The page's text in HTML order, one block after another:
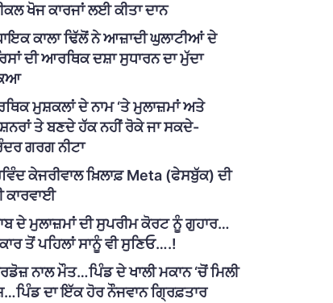
ਖੋਜ ਕਾਰਜਾਂ ਲਈ ਕੀਤਾ ਦਾਨ
ਕਾਲਾ ਢਿੱਲੋਂ ਨੇ ਆਜ਼ਾਦੀ ਘੁਲਾਟੀਆਂ ਦੇ
ਦੀ ਆਰਥਿਕ ਦਸ਼ਾ ਸੁਧਾਰਨ ਦਾ ਮੁੱਦਾ
ਮੁਸ਼ਕਲਾਂ ਦੇ ਨਾਮ ‘ਤੇ ਮੁਲਾਜ਼ਮਾਂ ਅਤੇ
ਤੇ ਬਣਦੇ ਹੱਕ ਨਹੀਂ ਰੋਕੇ ਜਾ ਸਕਦੇ-
ਗਰਗ ਨੀਟਾ
ਕੇਜਰੀਵਾਲ ਖ਼ਿਲਾਫ਼ Meta (ਫੇਸਬੁੱਕ) ਦੀ
ਕਾਰਵਾਈ
ਦੇ ਮੁਲਾਜ਼ਮਾਂ ਦੀ ਸੁਪਰੀਮ ਕੋਰਟ ਨੂੰ ਗੁਹਾਰ…
ਤੋਂ ਪਹਿਲਾਂ ਸਾਨੂੰ ਵੀ ਸੁਣਿਓ….!
ਨਾਲ ਮੌਤ…ਪਿੰਡ ਦੇ ਖਾਲੀ ਮਕਾਨ ‘ਚੋਂ ਮਿਲੀ
ਦਾ ਇੱਕ ਹੋਰ ਨੌਜਵਾਨ ਗ੍ਰਿਫ਼ਤਾਰ